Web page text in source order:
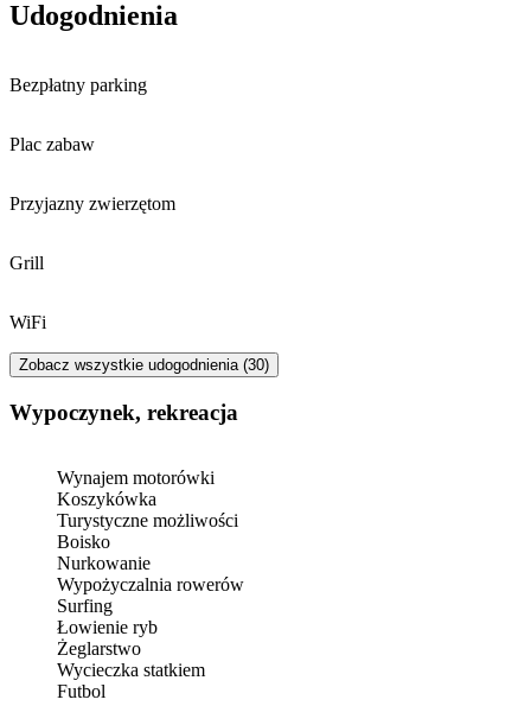
Udogodnienia
Bezpłatny parking
Plac zabaw
Przyjazny zwierzętom
Grill
WiFi
Zobacz wszystkie udogodnienia (30)
Wypoczynek, rekreacja
Wynajem motorówki
Koszykówka
Turystyczne możliwości
Boisko
Nurkowanie
Wypożyczalnia rowerów
Surfing
Łowienie ryb
Żeglarstwo
Wycieczka statkiem
Futbol